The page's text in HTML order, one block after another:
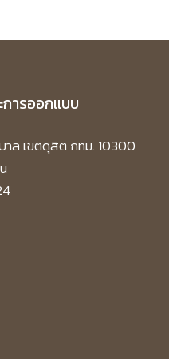
ารออกแบบ
ล เขตดุสิต กทม. 10300